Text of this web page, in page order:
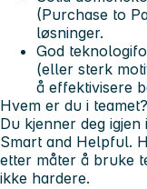
(Purchase to
løsninger.
God
(eller sterk
å effektivisere
Hvem er du i teamet?
Du kjenner deg igjen
Smart and Helpful.
etter måter å bruke
ikke hardere.